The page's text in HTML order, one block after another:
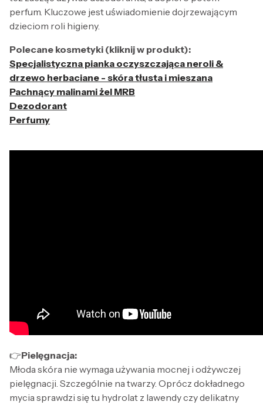
perfum. Kluczowe jest uświadomienie dojrzewającym
dzieciom roli higieny.
Polecane kosmetyki (kliknij w produkt):
Specjalistyczna pianka oczyszczająca neroli &
drzewo herbaciane - skóra tłusta i mieszana
Pachnący malinami żel MRB
Dezodorant
Perfumy
👉Pielęgnacja:
Młoda skóra nie wymaga używania mocnej i odżywczej
pielęgnacji. Szczególnie na twarzy. Oprócz dokładnego
mycia sprawdzi się tu hydrolat z lawendy czy delikatny